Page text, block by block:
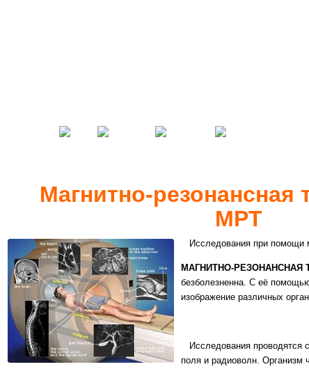
Магнитно-резонансная
МРТ
Исследования при помощи
МАГНИТНО-РЕЗОНАНСНАЯ
безболезненна. С её
изображение различных
Исследования проводятся
поля и радиоволн. Организм